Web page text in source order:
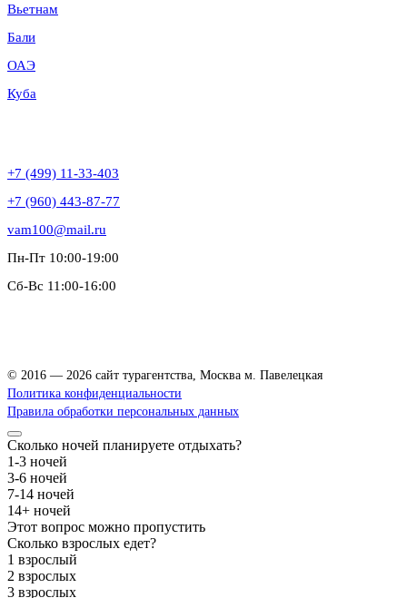
Вьетнам
Бали
ОАЭ
Куба
+7 (499) 11-33-403
+7 (960) 443-87-77
vam100@mail.ru
Пн-Пт 10:00-19:00
Сб-Вс 11:00-16:00
© 2016 — 2026 сайт турагентства, Москва м. Павелецкая
Политика конфиденциальности
Правила обработки персональных данных
Сколько ночей планируете отдыхать?
1-3 ночей
3-6 ночей
7-14 ночей
14+ ночей
Этот вопрос можно пропустить
Сколько взрослых едет?
1 взрослый
2 взрослых
3 взрослых